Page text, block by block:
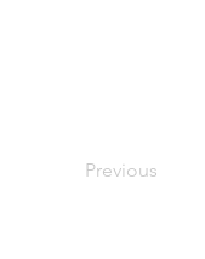
Previous